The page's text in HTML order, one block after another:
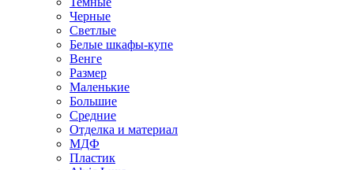
Черные
Светлые
Белые шкафы-купе
Венге
Размер
Маленькие
Большие
Средние
Отделка и материал
МДФ
Пластик